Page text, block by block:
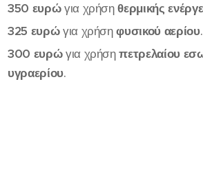
350 ευρώγια χρήσηθερμικής
325 ευρώγια χρήσηφυσικού αερίου.
300 ευρώγια χρήσηπετρελαίου
υγραερίου.